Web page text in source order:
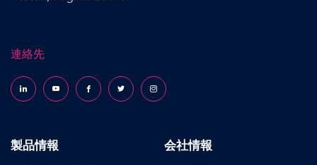
連絡先
Follow us on LinkedInFollow us on YouTubeFollow us on Facebook
Follow us on X (formerly Twitter)
Follow us on Instagram
製品情報 会社情報